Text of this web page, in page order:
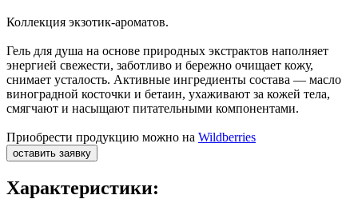
Коллекция экзотик-ароматов.
Гель для душа на основе природных экстрактов наполняет
энергией свежести, заботливо и бережно очищает кожу,
снимает усталость. Активные ингредиенты состава — масло
виноградной косточки и бетаин, ухаживают за кожей тела,
смягчают и насыщают питательными компонентами.
Приобрести продукцию можно на Wildberries
оставить заявку
Характеристики: